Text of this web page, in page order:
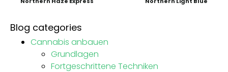
Blog categories
Cannabis anbauen
Grundlagen
Fortgeschrittene Techniken